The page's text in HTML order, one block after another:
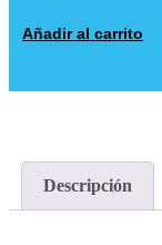
Añadir al carrito
Descripción